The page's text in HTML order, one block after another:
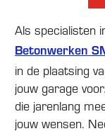
Als specialisten
Betonwerken
in de plaatsing
jouw garage
die jarenlang
jouw wensen.